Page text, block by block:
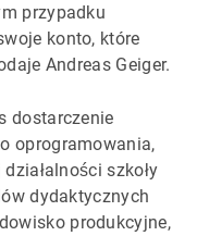
przypadku
konto, które
Andreas Geiger.
dostarczenie
oprogramowania,
szkoły
dydaktycznych
produkcyjne,